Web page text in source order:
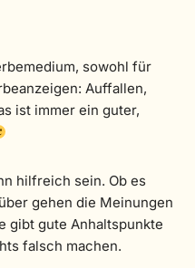
sowohl für
Auffallen,
ist immer ein guter,
hilfreich sein. Ob es
gehen die Meinungen
gibt gute Anhaltspunkte
falsch machen.